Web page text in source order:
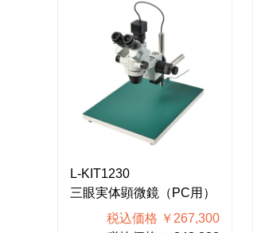
L-KIT1230
三眼実体顕微鏡（PC用）
税込価格 ￥267,300